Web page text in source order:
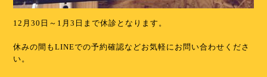
12月30日～1月3日まで休診となります。
休みの間もLINEでの予約確認などお気軽にお問い合わせくださ
い。